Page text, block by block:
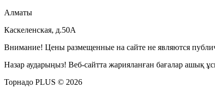
Алматы
Каскеленская, д.50А
Внимание! Цены размещенные на сайте не являются
Назар аударыңыз! Веб-сайтта жарияланған бағалар ашық
Торнадо PLUS © 2026